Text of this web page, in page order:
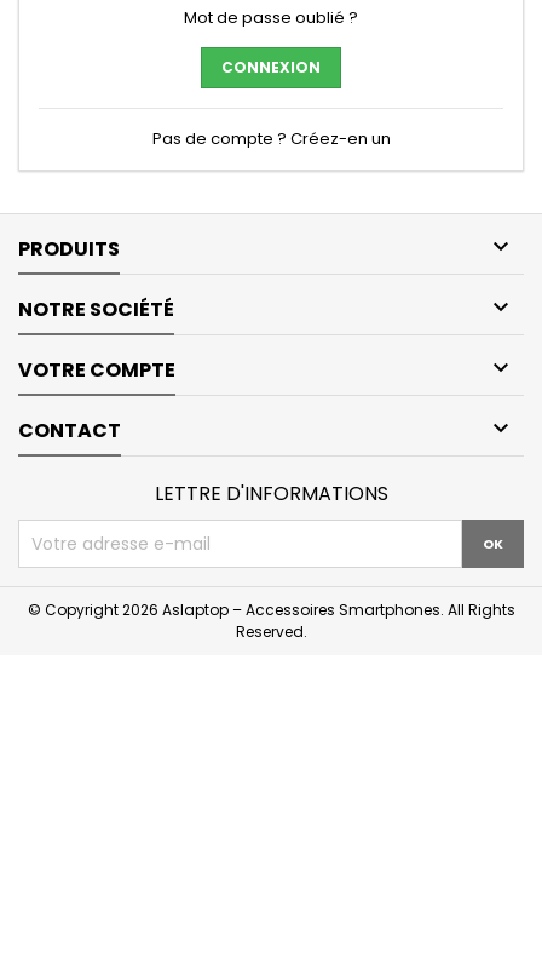
Mot de passe oublié ?
CONNEXION
Pas de compte ? Créez-en un
PRODUITS 
NOTRE SOCIÉTÉ 
VOTRE COMPTE 
CONTACT 
LETTRE D'INFORMATIONS
© Copyright 2026 Aslaptop – Accessoires Smartphones. All Rights
Reserved.